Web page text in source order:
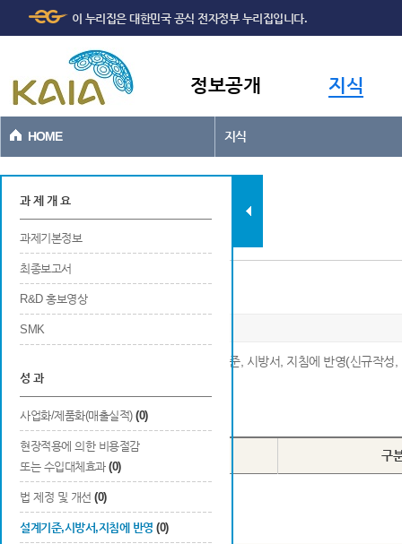
본문바로가기
이 누리집은 대한민국 공식 전자정부 누리집입니다.
정보공개 지식
HOME 지식
과제현황
과 제 개 요
과제기본정보
최종보고서
R&D 홍보영상
SMK
성 과
사업화/제품화(매출실적) (0)
현장적용에 의한 비용절감
또는 수입대체효과 (0)
법 제정 및 개선 (0)
설계기준,시방서,지침에 반영 (0)
설계기준, 시방서, 지침에 반영
※ 연구개발 결과가 공공적인 목적으로 설계기준, 시방서, 지침에 반영(신규작성,
Total0건
번호 구